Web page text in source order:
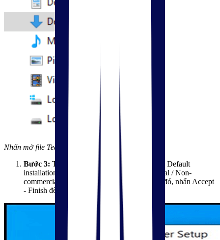
Nhấn mở file Teamviewer
Bước 3: Tại giao diện thiết lập, hãy tích chọn Default
installation (Cài đặt mặc định) và mục Personal / Non-
commercial (Cá nhân / Phi thương mại). Sau đó, nhấn Accept
- Finish để kích hoạt tiến trình.